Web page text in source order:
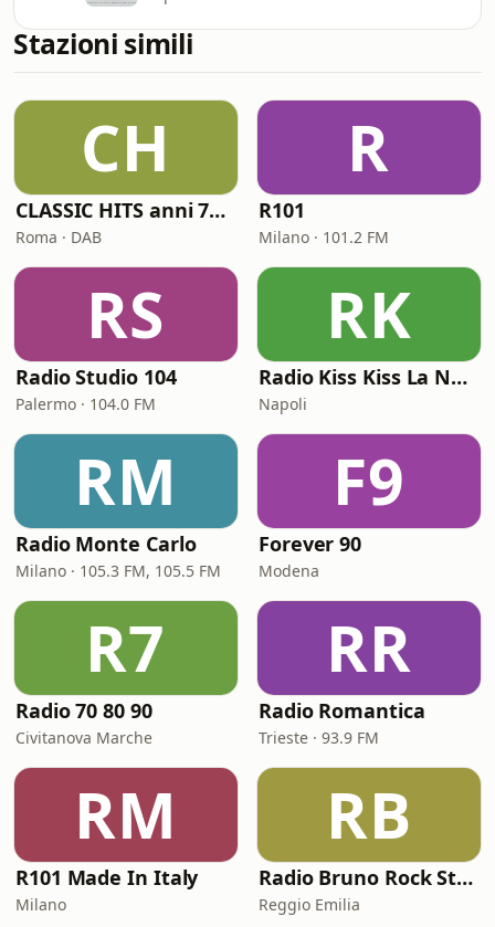
Stazioni simili
CH
CLASSIC HITS anni 70 80 90
Roma · DAB
R
R101
Milano · 101.2 FM
RS
Radio Studio 104
Palermo · 104.0 FM
RK
Radio Kiss Kiss La Notte Vola
Napoli
RM
Radio Monte Carlo
Milano · 105.3 FM, 105.5 FM
F9
Forever 90
Modena
R7
Radio 70 80 90
Civitanova Marche
RR
Radio Romantica
Trieste · 93.9 FM
RM
R101 Made In Italy
Milano
RB
Radio Bruno Rock Station
Reggio Emilia